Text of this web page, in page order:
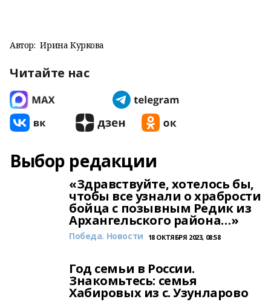
Автор: Ирина Куркова
Читайте нас
Выбор редакции
«Здравствуйте, хотелось бы,
чтобы все узнали о храбрости
бойца с позывным Редик из
Архангельского района…»
Победа. Новости 18 ОКТЯБРЯ 2023, 08:58
Год семьи в России.
Знакомьтесь: семья
Хабировых из с. Узунларово